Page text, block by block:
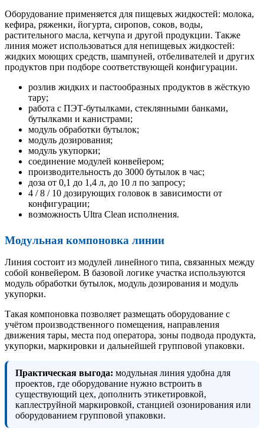
Оборудование применяется для пищевых жидкостей: молока,
кефира, ряженки, йогурта, сиропов, соков, воды,
растительного масла, кетчупа и другой продукции. Также
линия может использоваться для непищевых жидкостей:
жидких моющих средств, шампуней, отбеливателей и других
продуктов при подборе соответствующей конфигурации.
розлив жидких и пастообразных продуктов в жёсткую
тару;
работа с ПЭТ-бутылками, стеклянными банками,
бутылками и канистрами;
модуль обработки бутылок;
модуль дозирования;
модуль укупорки;
соединение модулей конвейером;
производительность до 3000 бутылок в час;
доза от 0,1 до 1,4 л, до 10 л по запросу;
4 / 8 / 10 дозирующих головок в зависимости от
конфигурации;
возможность Ultra Clean исполнения.
Модульная компоновка линии
Линия состоит из модулей линейного типа, связанных между
собой конвейером. В базовой логике участка используются
модуль обработки бутылок, модуль дозирования и модуль
укупорки.
Такая компоновка позволяет размещать оборудование с
учётом производственного помещения, направления
движения тары, места под оператора, зоны подвода продукта,
укупорки, маркировки и дальнейшей групповой упаковки.
Практическая выгода: модульная линия удобна для
проектов, где оборудование нужно встроить в
существующий цех, дополнить этикетировкой,
каплеструйной маркировкой, станцией озонирования или
оборудованием групповой упаковки.